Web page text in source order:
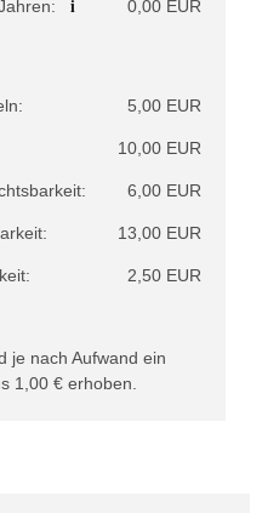
i 0,00 EUR
5,00 EUR
10,00 EUR
6,00 EUR
13,00 EUR
2,50 EUR
je nach Aufwand ein
1,00 € erhoben.